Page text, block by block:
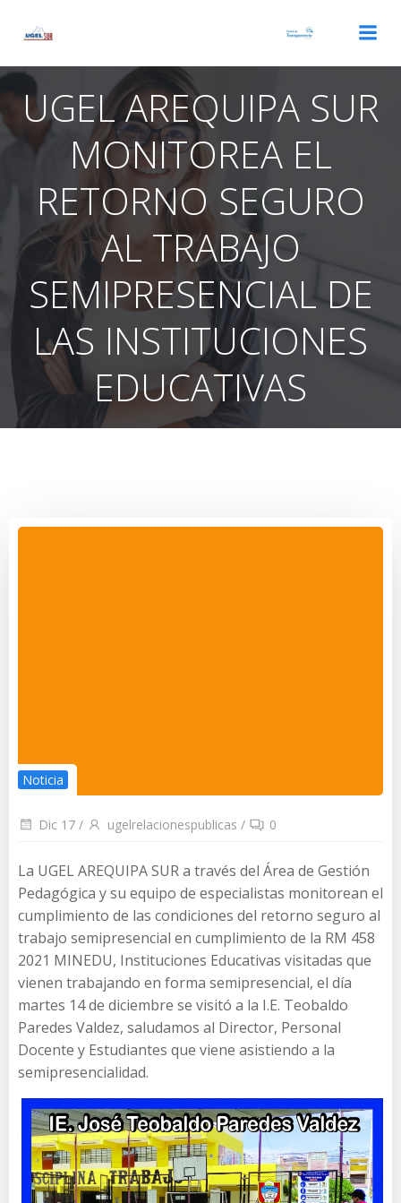
UGEL AREQUIPA SUR
MONITOREA EL
RETORNO SEGURO
AL TRABAJO
SEMIPRESENCIAL DE
LAS INSTITUCIONES
EDUCATIVAS
Noticia
Dic 17 / ugelrelacionespublicas / 0
La UGEL AREQUIPA SUR a través del Área de Gestión
Pedagógica y su equipo de especialistas monitorean el
cumplimiento de las condiciones del retorno seguro al
trabajo semipresencial en cumplimiento de la RM 458
2021 MINEDU, Instituciones Educativas visitadas que
vienen trabajando en forma semipresencial, el día
martes 14 de diciembre se visitó a la I.E. Teobaldo
Paredes Valdez, saludamos al Director, Personal
Docente y Estudiantes que viene asistiendo a la
semipresencialidad.